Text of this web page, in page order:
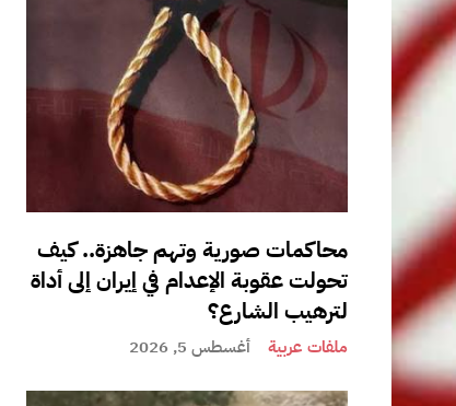
محاكمات صورية وتهم جاهزة.. كيف
تحولت عقوبة الإعدام في إيران إلى أداة
لترهيب الشارع؟
ملفات عربية أغسطس 5, 2026